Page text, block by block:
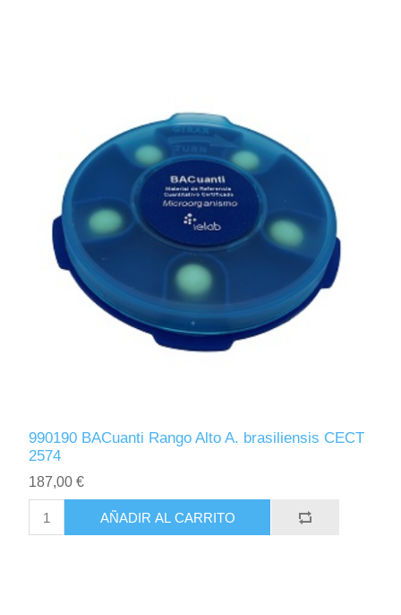
990190 BACuanti Rango Alto A. brasiliensis CECT
2574
187,00 €
AÑADIR AL CARRITO